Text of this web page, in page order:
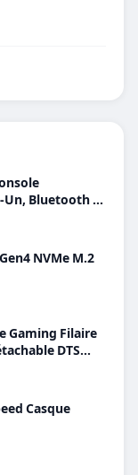
Bluetooth et
NVMe M.2
Gaming Filaire
DTS
Casque